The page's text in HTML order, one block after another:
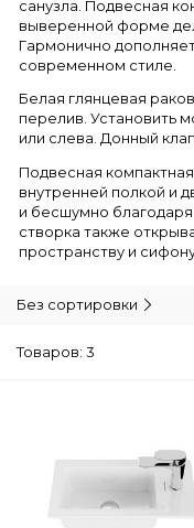
санузла. Подвесная
выверенной форме
Гармонично
современном стиле.
Белая глянцевая
перелив. Установить
или слева. Донный
Подвесная
внутренней полкой и
и бесшумно
створка также
пространству и
Без сортировки
Товаров: 3